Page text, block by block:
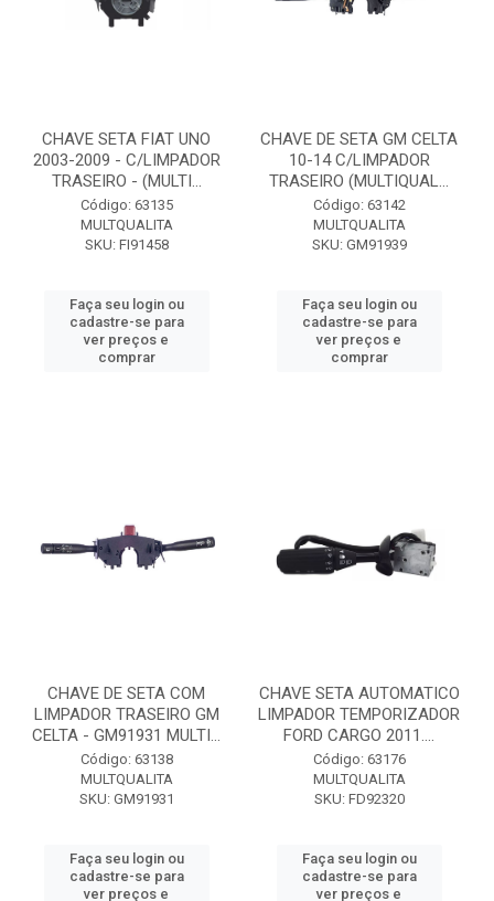
CHAVE SETA FIAT UNO
2003-2009 - C/LIMPADOR
TRASEIRO - (MULTI...
Código: 63135
MULTQUALITA
SKU: FI91458
Faça seu login ou
cadastre-se para
ver preços e
comprar
CHAVE DE SETA GM CELTA
10-14 C/LIMPADOR
TRASEIRO (MULTIQUAL...
Código: 63142
MULTQUALITA
SKU: GM91939
Faça seu login ou
cadastre-se para
ver preços e
comprar
CHAVE DE SETA COM
LIMPADOR TRASEIRO GM
CELTA - GM91931 MULTI...
Código: 63138
MULTQUALITA
SKU: GM91931
Faça seu login ou
cadastre-se para
ver preços e
CHAVE SETA AUTOMATICO
LIMPADOR TEMPORIZADOR
FORD CARGO 2011....
Código: 63176
MULTQUALITA
SKU: FD92320
Faça seu login ou
cadastre-se para
ver preços e